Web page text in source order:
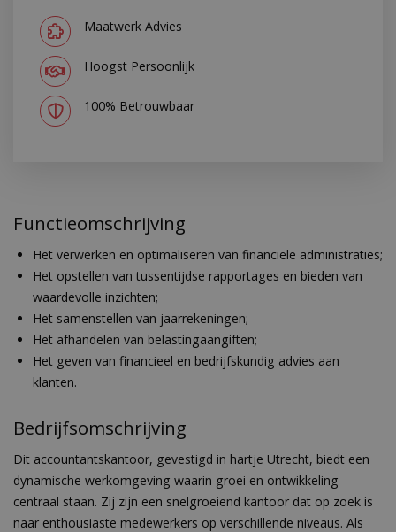
Maatwerk Advies
Hoogst Persoonlijk
100% Betrouwbaar
Functieomschrijving
Het verwerken en optimaliseren van financiële administraties;
Het opstellen van tussentijdse rapportages en bieden van
waardevolle inzichten;
Het samenstellen van jaarrekeningen;
Het afhandelen van belastingaangiften;
Het geven van financieel en bedrijfskundig advies aan
klanten.
Bedrijfsomschrijving
Dit accountantskantoor, gevestigd in hartje Utrecht, biedt een
dynamische werkomgeving waarin groei en ontwikkeling
centraal staan. Zij zijn een snelgroeiend kantoor dat op zoek is
naar enthousiaste medewerkers op verschillende niveaus. Als